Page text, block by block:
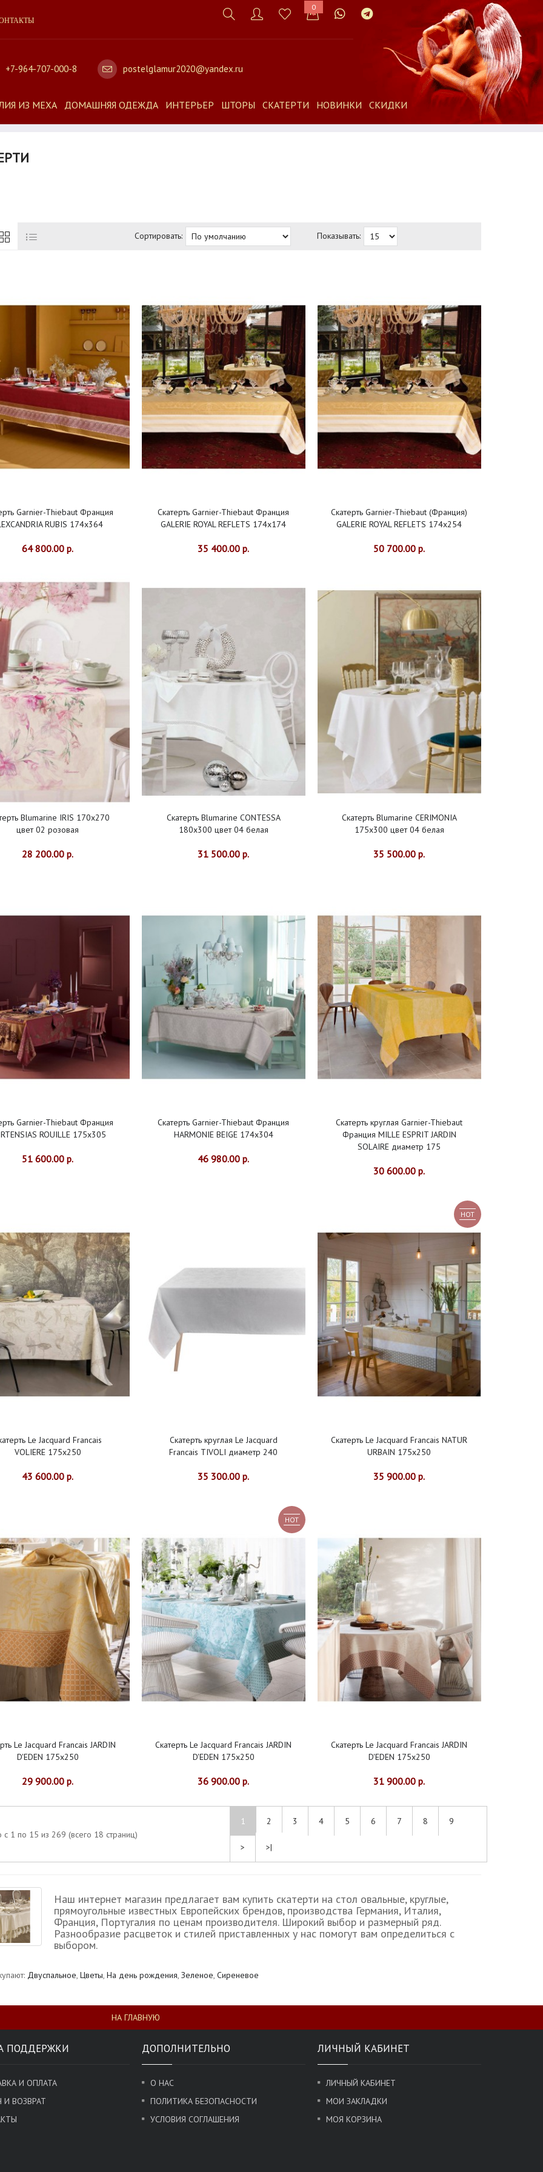
0
+7-964-707-000-8 postelglamur2020@yandex.ru
ИЗ МЕХА ДОМАШНЯЯ ОДЕЖДА ИНТЕРЬЕР ШТОРЫ СКАТЕРТИ НОВИНКИ СКИДКИ
Сортировать: Показывать:
Garnier-Thiebaut Франция
RUBIS 174х364
64 800.00 р.
Скатерть Garnier-Thiebaut Франция
GALERIE ROYAL REFLETS 174х174
35 400.00 р.
Скатерть Garnier-Thiebaut (Франция)
GALERIE ROYAL REFLETS 174х254
50 700.00 р.
Blumarine IRIS 170х270
цвет 02 розовая
28 200.00 р.
Скатерть Blumarine CONTESSA
180х300 цвет 04 белая
31 500.00 р.
Скатерть Blumarine CERIMONIA
175х300 цвет 04 белая
35 500.00 р.
Garnier-Thiebaut Франция
ROUILLE 175х305
51 600.00 р.
Скатерть Garnier-Thiebaut Франция
HARMONIE BEIGE 174х304
46 980.00 р.
Скатерть круглая Garnier-Thiebaut
Франция MILLE ESPRIT JARDIN
SOLAIRE диаметр 175
30 600.00 р.
Le Jacquard Francais
VOLIERE 175x250
43 600.00 р.
Скатерть круглая Le Jacquard
Francais TIVOLI диаметр 240
35 300.00 р.
HOT
Скатерть Le Jacquard Francais NATUR
URBAIN 175x250
35 900.00 р.
Le Jacquard Francais JARDIN
D'EDEN 175x250
29 900.00 р.
HOT
Скатерть Le Jacquard Francais JARDIN
D'EDEN 175x250
36 900.00 р.
Скатерть Le Jacquard Francais JARDIN
D'EDEN 175x250
31 900.00 р.
с 1 по 15 из 269 (всего 18 страниц)
1 2 3 4 5 6 7 8 9
> >|
Наш интернет магазин предлагает вам купить скатерти на стол овальные, круглые,
прямоугольные известных Европейских брендов, производства Германия, Италия,
Франция, Португалия по ценам производителя. Широкий выбор и размерный ряд.
Разнообразие расцветок и стилей приставленных у нас помогут вам определиться с
выбором.
Двуспальное, Цветы, На день рождения, Зеленое, Сиреневое
НА ГЛАВНУЮ
ПОДДЕРЖКИ
И ОПЛАТА
И ВОЗВРАТ
ДОПОЛНИТЕЛЬНО
О НАС
ПОЛИТИКА БЕЗОПАСНОСТИ
УСЛОВИЯ СОГЛАШЕНИЯ
ЛИЧНЫЙ КАБИНЕТ
ЛИЧНЫЙ КАБИНЕТ
МОИ ЗАКЛАДКИ
МОЯ КОРЗИНА